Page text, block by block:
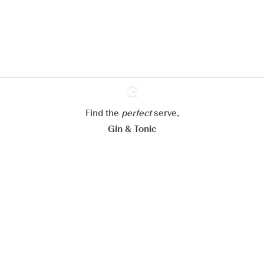
Ginventory
Find the perfectserve,
Gin & Tonic
Paramétrer mes cookies
Refuser tout Accepter tout